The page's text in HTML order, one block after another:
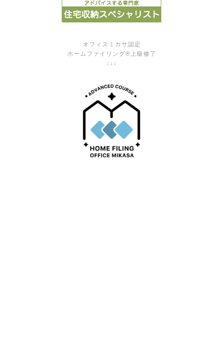
オフィスミカサ認定
ホームファイリング®上級修了
↓↓↓